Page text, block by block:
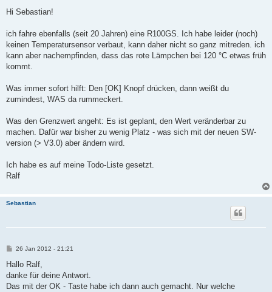
a
Hi Sebastian!
ich fahre ebenfalls (seit 20 Jahren) eine R100GS. Ich habe leider (noch)
keinen Temperatursensor verbaut, kann daher nicht so ganz mitreden. ich
kann aber nachempfinden, dass das rote Lämpchen bei 120 °C etwas früh
kommt.
Was immer sofort hilft: Den [OK] Knopf drücken, dann weißt du
zumindest, WAS da rummeckert.
Was den Grenzwert angeht: Es ist geplant, den Wert veränderbar zu
machen. Dafür war bisher zu wenig Platz - was sich mit der neuen SW-
version (> V3.0) aber ändern wird.
Ich habe es auf meine Todo-Liste gesetzt.
Ralf
Sebastian
B
i
r
a
26 Jan 2012 - 21:21
Hallo Ralf,
danke für deine Antwort.
Das mit der OK - Taste habe ich dann auch gemacht. Nur welche